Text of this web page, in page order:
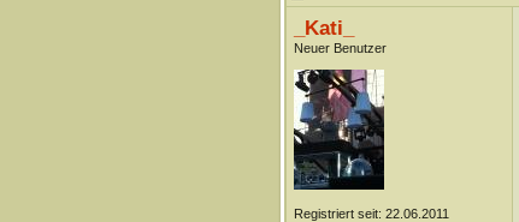
_Kati_
Neuer Benutzer
Registriert seit: 22.06.2011